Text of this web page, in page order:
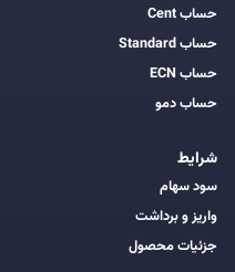
حساب Cent
حساب Standard
حساب ECN
حساب دمو
شرایط
سود سهام
واریز و برداشت
جزئیات محصول